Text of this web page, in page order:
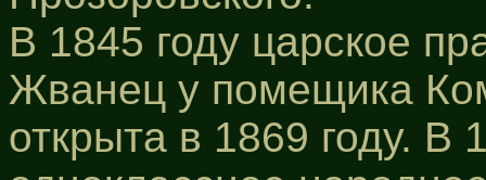
В 1845 году царское
Жванец у помещика
открыта в 1869 году. В